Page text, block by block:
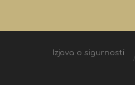
Izjava o sigurnosti